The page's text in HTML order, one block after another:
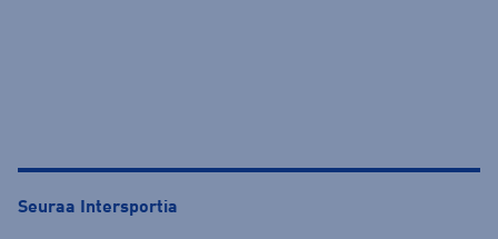
Seuraa Intersportia